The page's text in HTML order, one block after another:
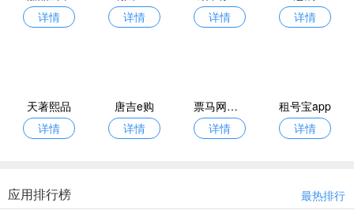
详情
详情
详情
详情
天著熙品
详情
唐吉e购
详情
票马网软件
详情
租号宝app
详情
最热排行
应用排行榜